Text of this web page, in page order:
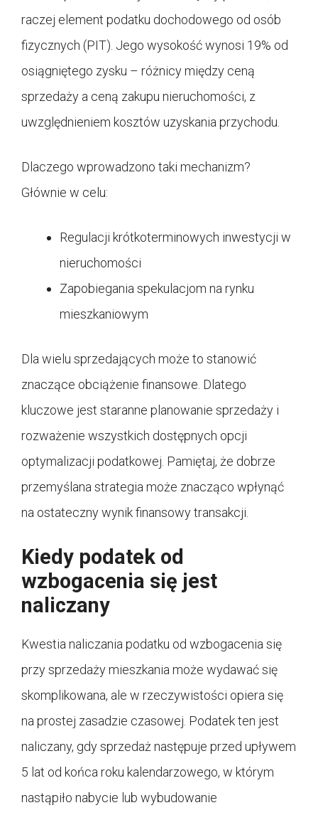
raczej element podatku dochodowego od osób
fizycznych (PIT). Jego wysokość wynosi 19% od
osiągniętego zysku – różnicy między ceną
sprzedaży a ceną zakupu nieruchomości, z
uwzględnieniem kosztów uzyskania przychodu.
Dlaczego wprowadzono taki mechanizm?
Głównie w celu:
Regulacji krótkoterminowych inwestycji w
nieruchomości
Zapobiegania spekulacjom na rynku
mieszkaniowym
Dla wielu sprzedających może to stanowić
znaczące obciążenie finansowe. Dlatego
kluczowe jest staranne planowanie sprzedaży i
rozważenie wszystkich dostępnych opcji
optymalizacji podatkowej. Pamiętaj, że dobrze
przemyślana strategia może znacząco wpłynąć
na ostateczny wynik finansowy transakcji.
Kiedy podatek od
wzbogacenia się jest
naliczany
Kwestia naliczania podatku od wzbogacenia się
przy sprzedaży mieszkania może wydawać się
skomplikowana, ale w rzeczywistości opiera się
na prostej zasadzie czasowej. Podatek ten jest
naliczany, gdy sprzedaż następuje przed upływem
5 lat od końca roku kalendarzowego, w którym
nastąpiło nabycie lub wybudowanie